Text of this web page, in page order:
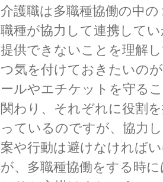
介護職は多職種協働の中
職種が協力して連携して
提供できないことを理解
つ気を付けておきたいの
ールやエチケットを守る
関わり、それぞれに役割
っているのですが、協力
案や行動は避けなければ
が、多職種協働をする時